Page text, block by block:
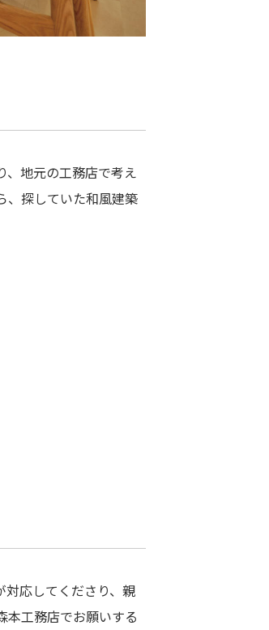
、地元の工務店で考え
、探していた和風建築
対応してくださり、親
本工務店でお願いする